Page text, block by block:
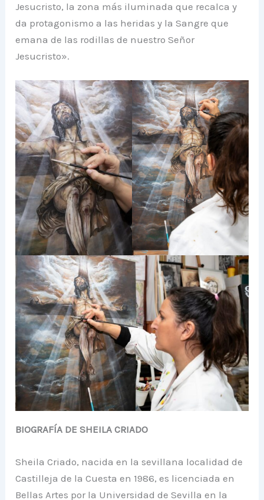
Jesucristo, la zona más iluminada que recalca y
da protagonismo a las heridas y la Sangre que
emana de las rodillas de nuestro Señor
Jesucristo».
BIOGRAFÍA DE SHEILA CRIADO
Sheila Criado, nacida en la sevillana localidad de
Castilleja de la Cuesta en 1986, es licenciada en
Bellas Artes por la Universidad de Sevilla en la